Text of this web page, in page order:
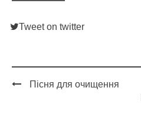
Tweet on twitter
Пісня для очищення